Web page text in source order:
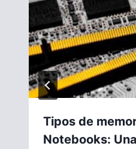
Tipos de
Notebooks: